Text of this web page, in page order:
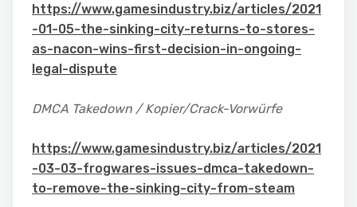
https://www.gamesindustry.biz/articles/2021
-01-05-the-sinking-city-returns-to-stores-
as-nacon-wins-first-decision-in-ongoing-
legal-dispute
DMCA Takedown / Kopier/Crack-Vorwürfe
https://www.gamesindustry.biz/articles/2021
-03-03-frogwares-issues-dmca-takedown-
to-remove-the-sinking-city-from-steam